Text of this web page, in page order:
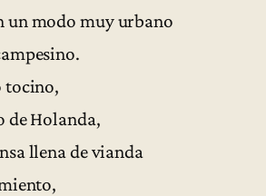
un modo muy urbano
tocino,
de Holanda,
llena de vianda